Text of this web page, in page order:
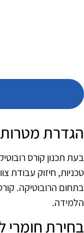
הגדרת
בעת תכנון קורס
טכניות, חיזוק עבודת
בתחום הרובוטיקה.
הלמידה.
בחירת חומרי